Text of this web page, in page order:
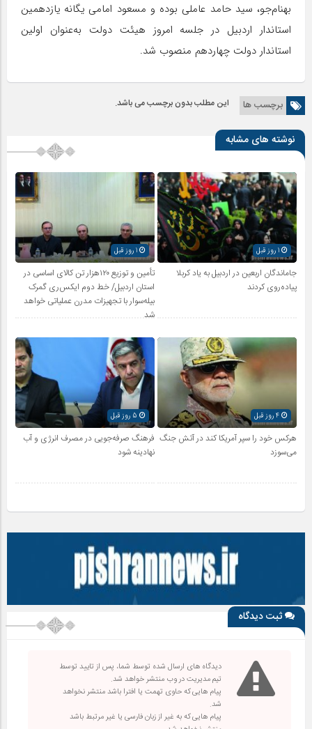
بهنام‌جو، سید حامد عاملی بوده و مسعود امامی یگانه یازدهمین
استاندار اردبیل در جلسه امروز هیئت دولت به‌عنوان اولین
استاندار دولت چهاردهم منصوب شد.
برچسب ها این مطلب بدون برچسب می باشد.
نوشته های مشابه
1 روز قبل
جاماندگان اربعین در اردبیل به یاد کربلا
پیاده‌روی کردند
تأمین و توزیع ۱۲۰هزار تن کالای اساسی در
استان اردبیل/ خط دوم ایکس‌ری گمرک
بیله‌سوار با تجهیزات مدرن عملیاتی خواهد
شد
4 روز قبل
هرکس خود را سپر آمریکا کند در آتش جنگ
می‌سوزد
فرهنگ صرفه‌جویی در مصرف انرژی و آب
نهادینه شود
ثبت دیدگاه
دیدگاه های ارسال شده توسط شما، پس از تایید توسط
تیم مدیریت در وب منتشر خواهد شد.
پیام هایی که حاوی تهمت یا افترا باشد منتشر نخواهد
شد.
پیام هایی که به غیر از زبان فارسی یا غیر مرتبط باشد